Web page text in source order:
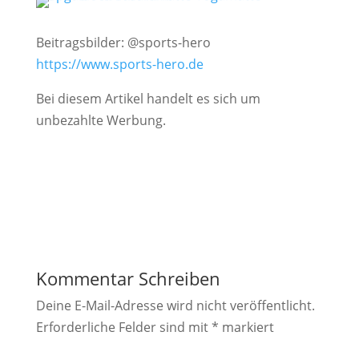
Beitragsbilder: @sports-hero
https://www.sports-hero.de
Bei diesem Artikel handelt es sich um
unbezahlte Werbung.
Kommentar Schreiben
Deine E-Mail-Adresse wird nicht veröffentlicht.
Erforderliche Felder sind mit* markiert